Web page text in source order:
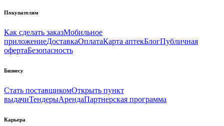
Покупателям
Как сделать заказМобильное
приложениеДоставкаОплатаКарта аптекБлогПубличная
офертаБезопасность
Бизнесу
Стать поставщикомОткрыть пункт
выдачиТендерыАрендаПартнерская программа
Карьера